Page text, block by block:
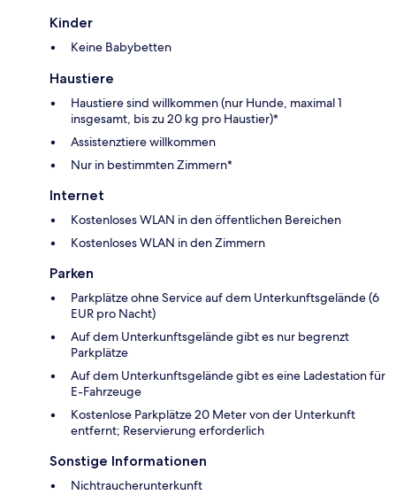
Kinder
Keine Babybetten
Haustiere
Haustiere sind willkommen (nur Hunde, maximal 1
insgesamt, bis zu 20 kg pro Haustier)*
Assistenztiere willkommen
Nur in bestimmten Zimmern*
Internet
Kostenloses WLAN in den öffentlichen Bereichen
Kostenloses WLAN in den Zimmern
Parken
Parkplätze ohne Service auf dem Unterkunftsgelände (6
EUR pro Nacht)
Auf dem Unterkunftsgelände gibt es nur begrenzt
Parkplätze
Auf dem Unterkunftsgelände gibt es eine Ladestation für
E-Fahrzeuge
Kostenlose Parkplätze 20 Meter von der Unterkunft
entfernt; Reservierung erforderlich
Sonstige Informationen
Nichtraucherunterkunft